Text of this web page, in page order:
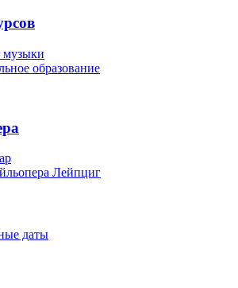
образование
Лейпциг
даты